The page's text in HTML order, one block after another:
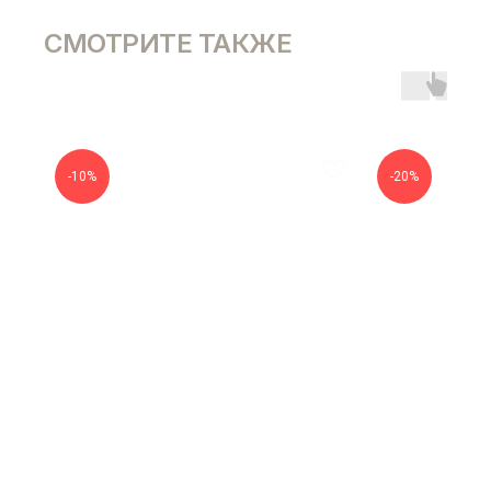
СМОТРИТЕ ТАКЖЕ
-10% -20%